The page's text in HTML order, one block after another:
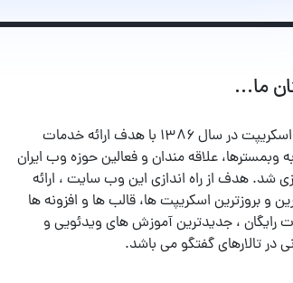
ما...
پرشین اسکریپت در سال ۱۳۸۶ با هدف ارائه خدمات
وبمسترها، علاقه مندان و فعالین حوزه وب ایران
شد. هدف از راه اندازی این وب سایت ، ارائه
و بروزترین اسکریپت ها، قالب ها و افزونه ها
رایگان ، جدیدترین آموزش های ویدئویی و
در تالارهای گفتگو می باشد.